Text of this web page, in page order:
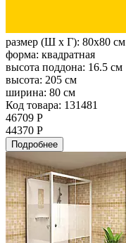
размер (Ш х Г): 80x80 см
форма: квадратная
высота поддона: 16.5 см
высота: 205 см
ширина: 80 см
Код товара: 131481
46709 Р
44370 Р
Подробнее